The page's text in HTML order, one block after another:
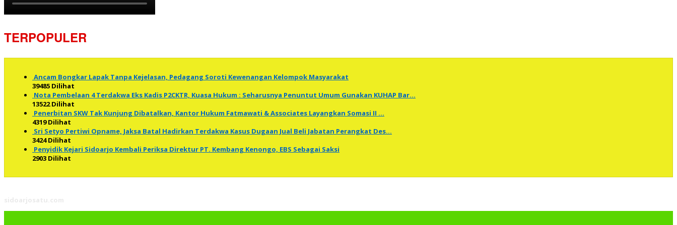
TERPOPULER
Ancam Bongkar Lapak Tanpa Kejelasan, Pedagang Soroti Kewenangan Kelompok Masyarakat
39485 Dilihat
Nota Pembelaan 4 Terdakwa Eks Kadis P2CKTR, Kuasa Hukum : Seharusnya Penuntut Umum Gunakan KUHAP Bar…
13522 Dilihat
Penerbitan SKW Tak Kunjung Dibatalkan, Kantor Hukum Fatmawati & Associates Layangkan Somasi II …
4319 Dilihat
Sri Setyo Pertiwi Opname, Jaksa Batal Hadirkan Terdakwa Kasus Dugaan Jual Beli Jabatan Perangkat Des…
3424 Dilihat
Penyidik Kejari Sidoarjo Kembali Periksa Direktur PT. Kembang Kenongo, EBS Sebagai Saksi
2903 Dilihat